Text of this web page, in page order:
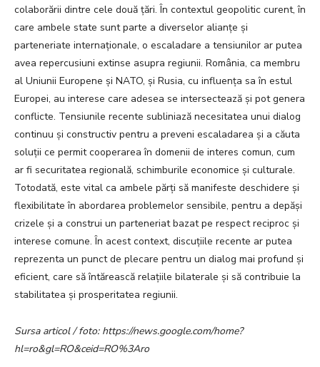
colaborării dintre cele două țări. În contextul geopolitic curent, în
care ambele state sunt parte a diverselor alianțe și
parteneriate internaționale, o escaladare a tensiunilor ar putea
avea repercusiuni extinse asupra regiunii. România, ca membru
al Uniunii Europene și NATO, și Rusia, cu influența sa în estul
Europei, au interese care adesea se intersectează și pot genera
conflicte. Tensiunile recente subliniază necesitatea unui dialog
continuu și constructiv pentru a preveni escaladarea și a căuta
soluții ce permit cooperarea în domenii de interes comun, cum
ar fi securitatea regională, schimburile economice și culturale.
Totodată, este vital ca ambele părți să manifeste deschidere și
flexibilitate în abordarea problemelor sensibile, pentru a depăși
crizele și a construi un parteneriat bazat pe respect reciproc și
interese comune. În acest context, discuțiile recente ar putea
reprezenta un punct de plecare pentru un dialog mai profund și
eficient, care să întărească relațiile bilaterale și să contribuie la
stabilitatea și prosperitatea regiunii.
Sursa articol / foto: https://news.google.com/home?
hl=ro&gl=RO&ceid=RO%3Aro